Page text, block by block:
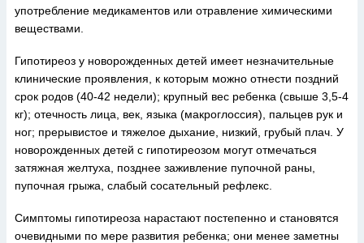
употребление медикаментов или отравление химическими
веществами.
Гипотиреоз у новорожденных детей имеет незначительные
клинические проявления, к которым можно отнести поздний
срок родов (40-42 недели); крупный вес ребенка (свыше 3,5-4
кг); отечность лица, век, языка (макроглоссия), пальцев рук и
ног; прерывистое и тяжелое дыхание, низкий, грубый плач. У
новорожденных детей с гипотиреозом могут отмечаться
затяжная желтуха, позднее заживление пупочной раны,
пупочная грыжа, слабый сосательный рефлекс.
Симптомы гипотиреоза нарастают постепенно и становятся
очевидными по мере развития ребенка; они менее заметны